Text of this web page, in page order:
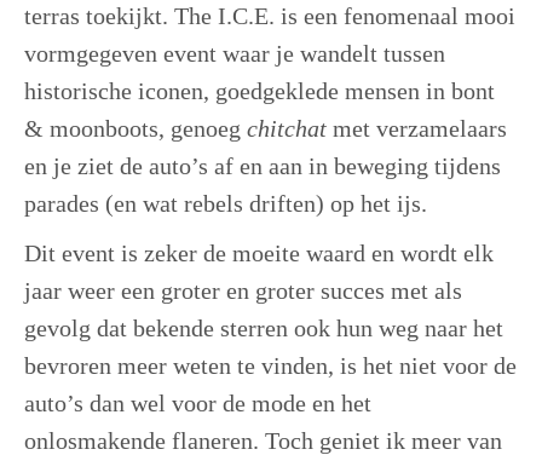
terras toekijkt. The I.C.E. is een fenomenaal mooi
vormgegeven event waar je wandelt tussen
historische iconen, goedgeklede mensen in bont
& moonboots, genoeg chitchat met verzamelaars
en je ziet de auto’s af en aan in beweging tijdens
parades (en wat rebels driften) op het ijs.
Dit event is zeker de moeite waard en wordt elk
jaar weer een groter en groter succes met als
gevolg dat bekende sterren ook hun weg naar het
bevroren meer weten te vinden, is het niet voor de
auto’s dan wel voor de mode en het
onlosmakende flaneren. Toch geniet ik meer van